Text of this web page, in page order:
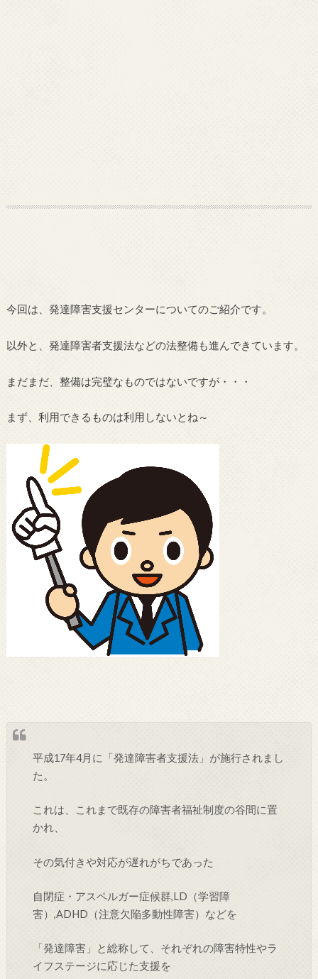
今回は、発達障害支援センターについてのご紹介です。
以外と、発達障害者支援法などの法整備も進んできています。
まだまだ、整備は完璧なものではないですが・・・
まず、利用できるものは利用しないとね～
平成17年4月に「発達障害者支援法」が施行されまし
た。
これは、これまで既存の障害者福祉制度の谷間に置
かれ、
その気付きや対応が遅れがちであった
自閉症・アスペルガー症候群,LD（学習障
害）,ADHD（注意欠陥多動性障害）などを
「発達障害」と総称して、それぞれの障害特性やラ
イフステージに応じた支援を